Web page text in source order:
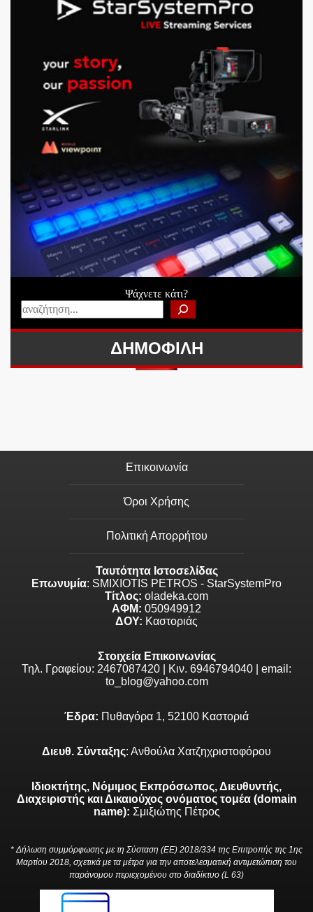
Ψάχνετε κάτι?
ΔΗΜΟΦΙΛΗ
Επικοινωνία
Όροι Χρήσης
Πολιτική Απορρήτου
Ταυτότητα Ιστοσελίδας
Επωνυμία: SMIXIOTIS PETROS - StarSystemPro
Τίτλος: oladeka.com
ΑΦΜ: 050949912
ΔΟΥ: Καστοριάς
Στοιχεία Επικοινωνίας
Τηλ. Γραφείου: 2467087420 | Κιν. 6946794040 | email:
to_blog@yahoo.com
Έδρα: Πυθαγόρα 1, 52100 Καστοριά
Διευθ. Σύνταξης: Ανθούλα Χατζηχριστοφόρου
Ιδιοκτήτης, Νόμιμος Εκπρόσωπος, Διευθυντής,
Διαχειριστής και Δικαιούχος ονόματος τομέα (domain
name): Σμιξιώτης Πέτρος
* Δήλωση συμμόρφωσης με τη Σύσταση (ΕΕ) 2018/334 της Επιτροπής της 1ης
Μαρτίου 2018, σχετικά με τα μέτρα για την αποτελεσματική αντιμετώπιση του
παράνομου περιεχομένου στο διαδίκτυο (L 63)